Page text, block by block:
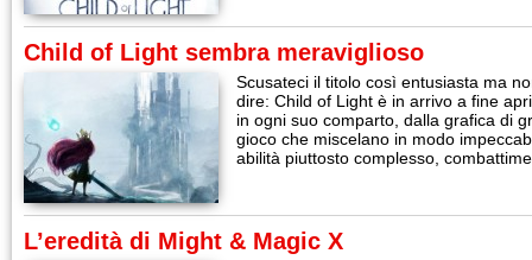
Child of Light sembra meraviglioso
Scusateci il titolo così entusiasta ma
dire: Child of Light è in arrivo a fine
in ogni suo comparto, dalla grafica di
gioco che miscelano in modo
abilità piuttosto complesso,
L’eredità di Might & Magic X